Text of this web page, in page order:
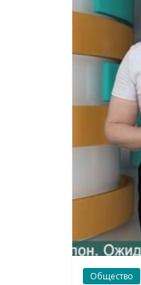
Общество